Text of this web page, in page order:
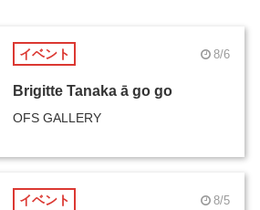
イベント 8/6
Brigitte Tanaka ā go go
OFS GALLERY
イベント 8/5